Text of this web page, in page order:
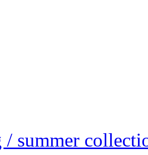
/ summer